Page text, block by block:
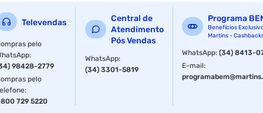
Televendas
pelo
:
98428-2779
pelo
:
729 5220
Central de
Atendimento
Pós Vendas
WhatsApp:
(34) 3301-5819
Programa
Benefícios
Martins -
WhatsApp:(34) 8413-
E-mail: